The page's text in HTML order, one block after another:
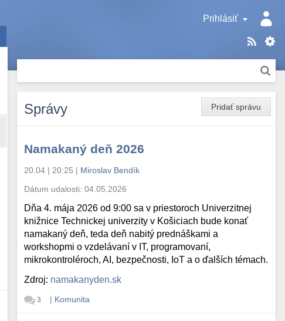
Prihlásiť
Pridať správu
Správy
Namakaný deň 2026
20.04 | 20:25 | Miroslav Bendík
Dátum udalosti:04.05.2026
Dňa 4. mája 2026 od 9:00 sa v priestoroch Univerzitnej
knižnice Technickej univerzity v Košiciach bude konať
namakaný deň, teda deň nabitý prednáškami a
workshopmi o vzdelávaní v IT, programovaní,
mikrokontroléroch, AI, bezpečnosti, IoT a o ďalších témach.
Zdroj: namakanyden.sk
3 | Komunita